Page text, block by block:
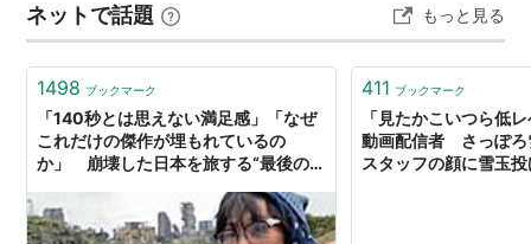
に原神配信。 伝説任務よりキャラとデートしてきまし
た！ 初めてやるイベントでしたので、ワクワクしてまし
た。 選んだキャラはノエ…
ネットで話題 もっと見る
1498 ブックマーク
「140秒とは思えない満足感」「なぜ
これだけの傑作が埋もれているの
か」 崩壊した日本を旅する“最後の動
（1/2） | ねとらぼ
411 ブックマーク
「見たかこいつら低
動画配信者 さっぽろ
スタッフの顔に雪玉